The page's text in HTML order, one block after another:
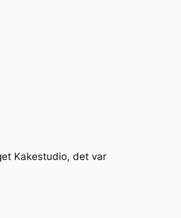
Kakestudio, det var